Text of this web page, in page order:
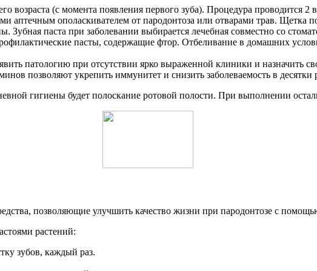
возраста (с момента появления первого зуба). Процедура проводится
аптечным ополаскивателем от пародонтоза или отварами трав. Щетка
Зубная паста при заболевании выбирается лечебная совместно со
пасты, содержащие фтор. Отбеливание в домашних
патологию при отсутствии ярко выраженной клиники и назначить
позволяют укрепить иммунитет и снизить заболеваемость в десятки
гигиены будет полоскание ротовой полости. При выполнении
позволяющие улучшить качество жизни при пародонтозе с
растений:
зубов, каждый раз.